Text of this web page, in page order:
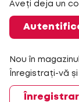
Aveți deja un
Nou în
Înregistrați-vă